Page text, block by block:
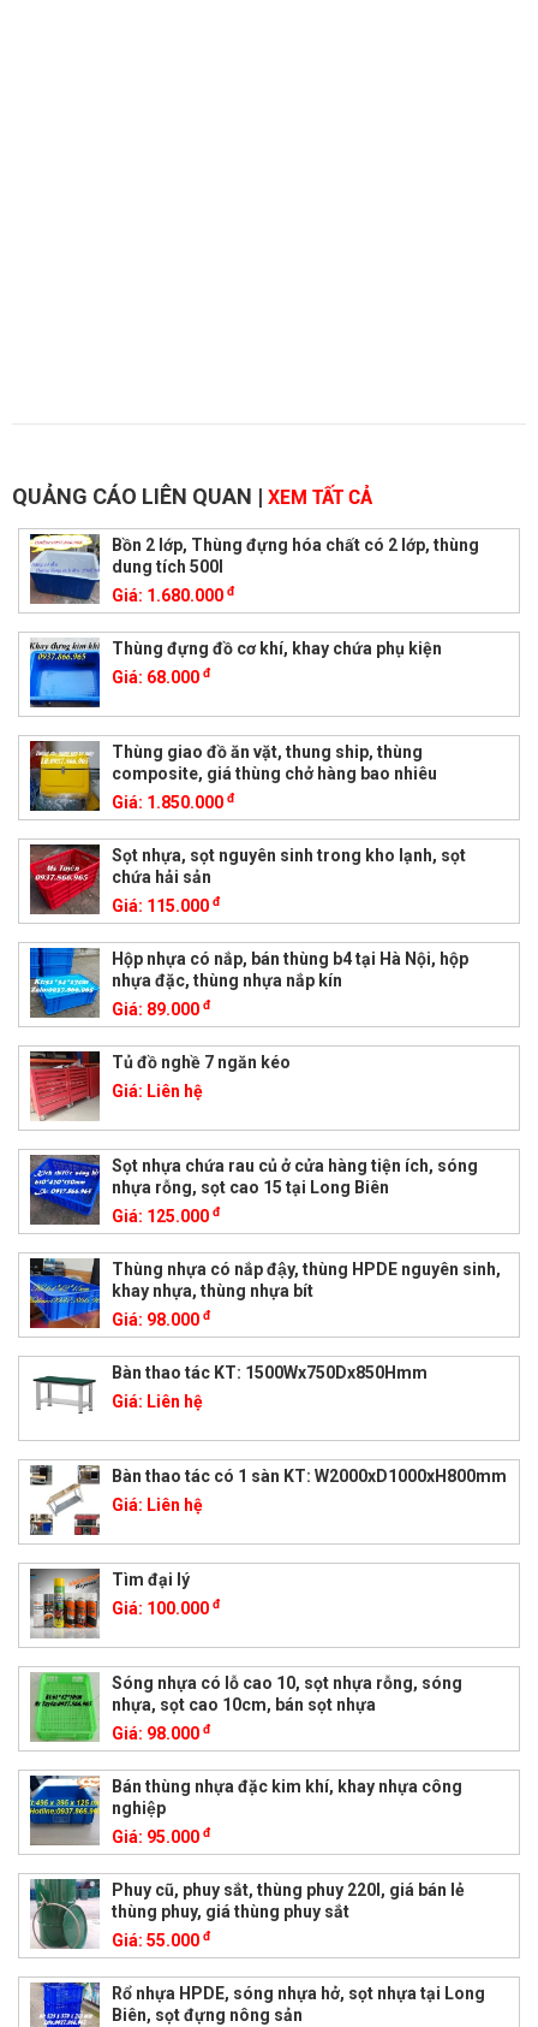
QUẢNG CÁO LIÊN QUAN | XEM TẤT CẢ
Bồn 2 lớp, Thùng đựng hóa chất có 2 lớp, thùng
dung tích 500l
Giá: 1.680.000 đ
Thùng đựng đồ cơ khí, khay chứa phụ kiện
Giá: 68.000 đ
Thùng giao đồ ăn vặt, thung ship, thùng
composite, giá thùng chở hàng bao nhiêu
Giá: 1.850.000 đ
Sọt nhựa, sọt nguyên sinh trong kho lạnh, sọt
chứa hải sản
Giá: 115.000 đ
Hộp nhựa có nắp, bán thùng b4 tại Hà Nội, hộp
nhựa đặc, thùng nhựa nắp kín
Giá: 89.000 đ
Tủ đồ nghề 7 ngăn kéo
Giá: Liên hệ
Sọt nhựa chứa rau củ ở cửa hàng tiện ích, sóng
nhựa rỗng, sọt cao 15 tại Long Biên
Giá: 125.000 đ
Thùng nhựa có nắp đậy, thùng HPDE nguyên sinh,
khay nhựa, thùng nhựa bít
Giá: 98.000 đ
Bàn thao tác KT: 1500Wx750Dx850Hmm
Giá: Liên hệ
Bàn thao tác có 1 sàn KT: W2000xD1000xH800mm
Giá: Liên hệ
Tìm đại lý
Giá: 100.000 đ
Sóng nhựa có lỗ cao 10, sọt nhựa rỗng, sóng
nhựa, sọt cao 10cm, bán sọt nhựa
Giá: 98.000 đ
Bán thùng nhựa đặc kim khí, khay nhựa công
nghiệp
Giá: 95.000 đ
Phuy cũ, phuy sắt, thùng phuy 220l, giá bán lẻ
thùng phuy, giá thùng phuy sắt
Giá: 55.000 đ
Rổ nhựa HPDE, sóng nhựa hở, sọt nhựa tại Long
Biên, sọt đựng nông sản